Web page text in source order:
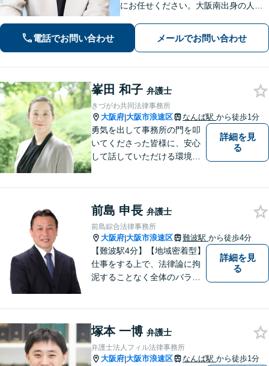
にお任せください。大阪南出身の人情
通事故に遭われてお困りの方はお気軽
にお電話ください【当日／夜間／休日
電話でお問い合わせ メールでお問い合わせ
峯田 和子 弁護士
きづがわ共同法律事務所
大阪府|大阪市浪速区 なんば駅 から徒歩1分
勇気を出して事務所の門を叩
いてくださった皆様に、安心
して話していただける環境を
え、丁寧にサポートしてまい
ります。
詳細を見
る
前島 申長 弁護士
前島綜合法律事務所
大阪府|大阪市浪速区 難波駅 から徒歩4分
【難波駅4分】【地域密着型】
仕事をする上で、法律論に拘
泥することなく全体のバラン
クライアントの話を丁寧に聞
き、意思疎通を測った上で最
適な解決策を提示します。
詳細を見
る
塚本 一博 弁護士
弁護士法人フィル法律事務所
大阪府|大阪市浪速区 なんば駅 から徒歩1分